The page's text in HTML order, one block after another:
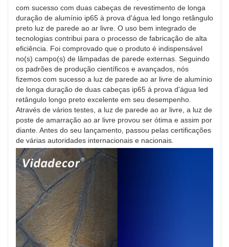
com sucesso com duas cabeças de revestimento de longa
duração de alumínio ip65 à prova d'água led longo retângulo
preto luz de parede ao ar livre. O uso bem integrado de
tecnologias contribui para o processo de fabricação de alta
eficiência. Foi comprovado que o produto é indispensável
no(s) campo(s) de lâmpadas de parede externas. Seguindo
os padrões de produção científicos e avançados, nós
fizemos com sucesso a luz de parede ao ar livre de alumínio
de longa duração de duas cabeças ip65 à prova d'água led
retângulo longo preto excelente em seu desempenho.
Através de vários testes, a luz de parede ao ar livre, a luz de
poste de amarração ao ar livre provou ser ótima e assim por
diante. Antes do seu lançamento, passou pelas certificações
de várias autoridades internacionais e nacionais.